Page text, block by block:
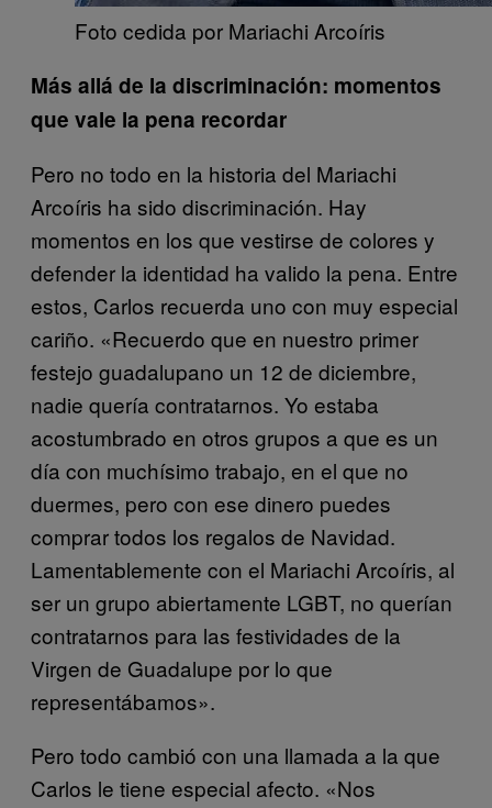
​Foto cedida por Mariachi Arcoíris
Más allá de la discriminación: momentos
que vale la pena recordar
Pero no todo en la historia del Mariachi
Arcoíris ha sido discriminación. Hay
momentos en los que vestirse de colores y
defender la identidad ha valido la pena. Entre
estos, Carlos recuerda uno con muy especial
cariño. «Recuerdo que en nuestro primer
festejo guadalupano un 12 de diciembre,
nadie quería contratarnos. Yo estaba
acostumbrado en otros grupos a que es un
día con muchísimo trabajo, en el que no
duermes, pero con ese dinero puedes
comprar todos los regalos de Navidad.
Lamentablemente con el Mariachi Arcoíris, al
ser un grupo abiertamente LGBT, no querían
contratarnos para las festividades de la
Virgen de Guadalupe por lo que
representábamos».
Pero todo cambió con una llamada a la que
Carlos le tiene especial afecto. «Nos